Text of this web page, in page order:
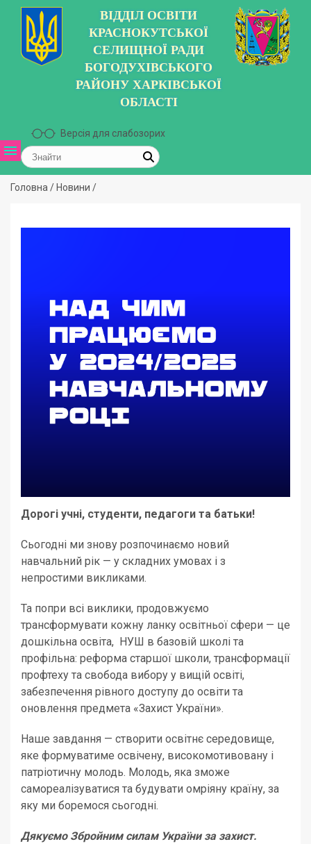
ВІДДІЛ ОСВІТИ
КРАСНОКУТСЬКОЇ
СЕЛИЩНОЇ РАДИ
БОГОДУХІВСЬКОГО
РАЙОНУ ХАРКІВСЬКОЇ
ОБЛАСТІ
Версія для слабозорих
Головна / Новини /
Дорогі учні, студенти, педагоги та батьки!
Сьогодні ми знову розпочинаємо новий
навчальний рік — у складних умовах і з
непростими викликами.
Та попри всі виклики, продовжуємо
трансформувати кожну ланку освітньої сфери — це
дошкільна освіта, НУШ в базовій школі та
профільна: реформа старшої школи, трансформації
профтеху та свобода вибору у вищій освіті,
забезпечення рівного доступу до освіти та
оновлення предмета «Захист України».
Наше завдання — створити освітнє середовище,
яке формуватиме освічену, високомотивовану і
патріотичну молодь. Молодь, яка зможе
самореалізуватися та будувати омріяну країну, за
яку ми боремося сьогодні.
Дякуємо Збройним силам України за захист.